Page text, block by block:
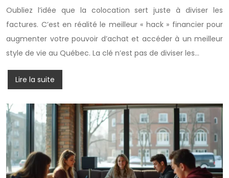
Oubliez l’idée que la colocation sert juste à diviser les
factures. C’est en réalité le meilleur « hack » financier pour
augmenter votre pouvoir d’achat et accéder à un meilleur
style de vie au Québec. La clé n’est pas de diviser les…
Lire la suite